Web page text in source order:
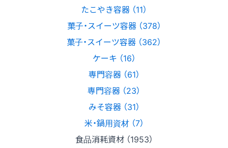
たこやき容器 （11）
菓子・スイーツ容器 （378）
菓子・スイーツ容器 （362）
ケーキ （16）
専門容器 （61）
専門容器 （23）
みそ容器 （31）
米・鍋用資材 （7）
食品消耗資材 （1953）